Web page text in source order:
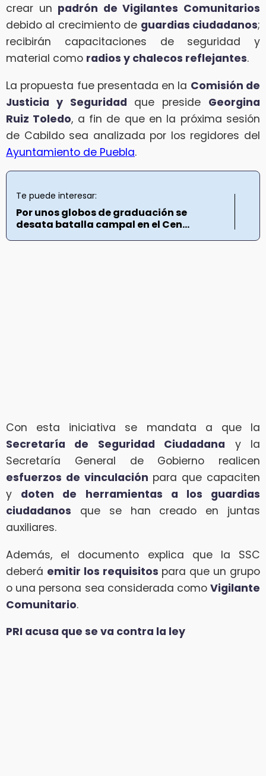
crear un padrón de Vigilantes Comunitarios
debido al crecimiento de guardias ciudadanos;
recibirán capacitaciones de seguridad y
material como radios y chalecos reflejantes.
La propuesta fue presentada en la Comisión de
Justicia y Seguridad que preside Georgina
Ruiz Toledo, a fin de que en la próxima sesión
de Cabildo sea analizada por los regidores del
Ayuntamiento de Puebla.
Te puede interesar:
Por unos globos de graduación se
desata batalla campal en el Cen...
Con esta iniciativa se mandata a que la
Secretaría de Seguridad Ciudadana y la
Secretaría General de Gobierno realicen
esfuerzos de vinculación para que capaciten
y doten de herramientas a los guardias
ciudadanos que se han creado en juntas
auxiliares.
Además, el documento explica que la SSC
deberá emitir los requisitos para que un grupo
o una persona sea considerada como Vigilante
Comunitario.
PRI acusa que se va contra la ley